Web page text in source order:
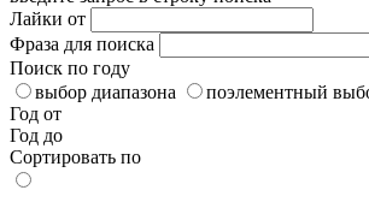
Лайки от
Фраза для поиска
Поиск по году
выбор диапазона
поэлементный
Год от
Год до
Сортировать по